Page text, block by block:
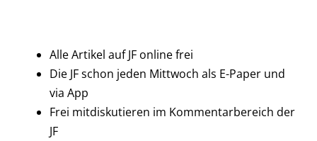
Alle Artikel auf JF online frei
Die JF schon jeden Mittwoch als E-Paper und
via App
Frei mitdiskutieren im Kommentarbereich der
JF